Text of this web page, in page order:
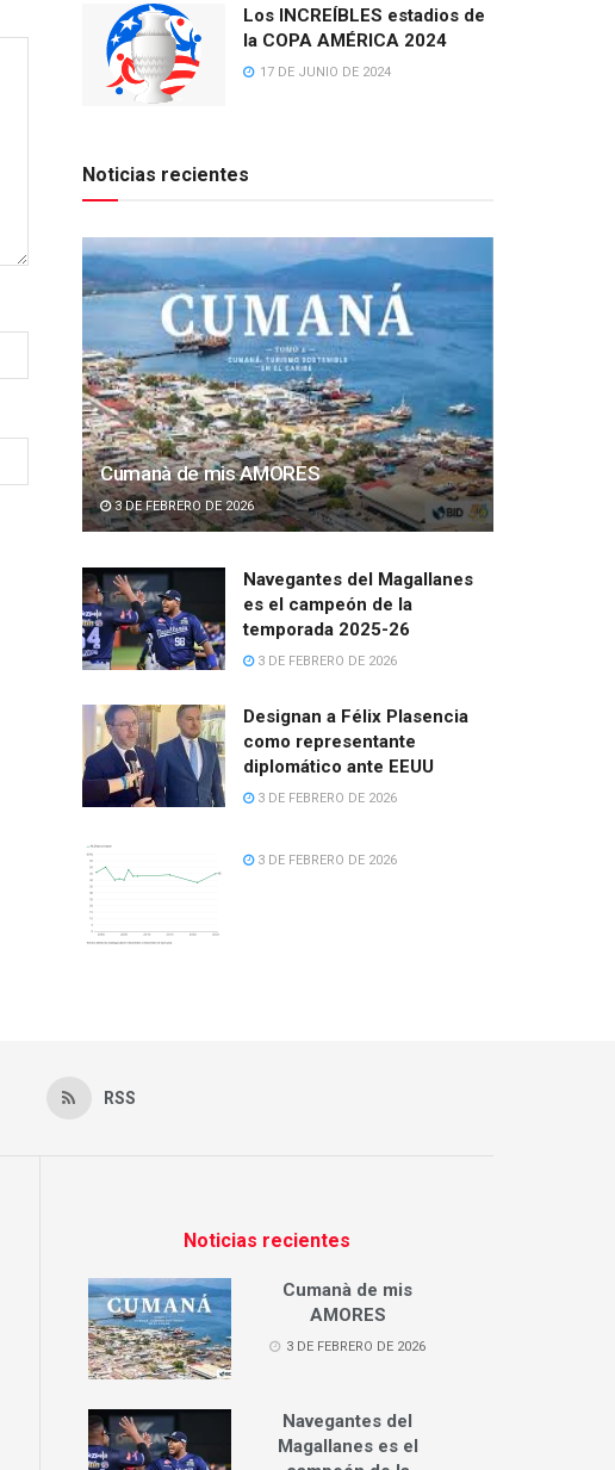
Los INCREÍBLES estadios de
la COPA AMÉRICA 2024
17 DE JUNIO DE 2024
Noticias recientes
Cumanà de mis AMORES
3 DE FEBRERO DE 2026
Navegantes del Magallanes
es el campeón de la
temporada 2025-26
3 DE FEBRERO DE 2026
Designan a Félix Plasencia
como representante
diplomático ante EEUU
3 DE FEBRERO DE 2026
3 DE FEBRERO DE 2026
RSS
Noticias recientes
Cumanà de mis
AMORES
3 DE FEBRERO DE 2026
Navegantes del
Magallanes es el